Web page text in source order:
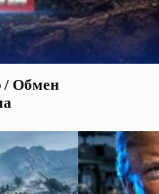
/ Обмен